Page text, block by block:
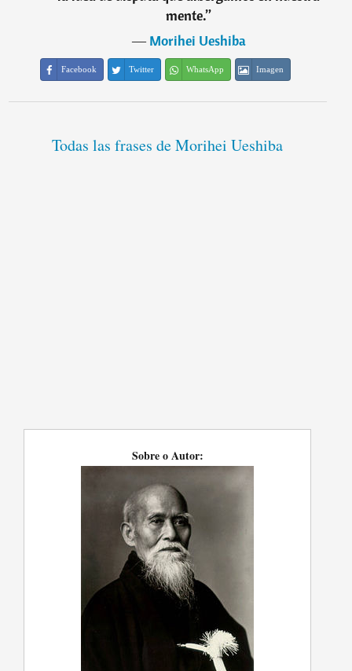
mente.”
―Morihei Ueshiba
Facebook Twitter WhatsApp Imagen
Todas las frases de Morihei Ueshiba
Sobre o Autor: